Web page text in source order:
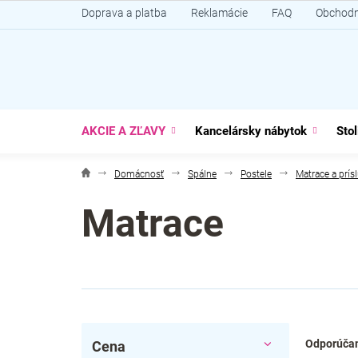
na
Doprava a platba Reklamácie FAQ
AKCIE A ZĽAVY Kancelársky nábytok
Domácnosť Spálne Postele Matrace a
Matrace
Cena
a